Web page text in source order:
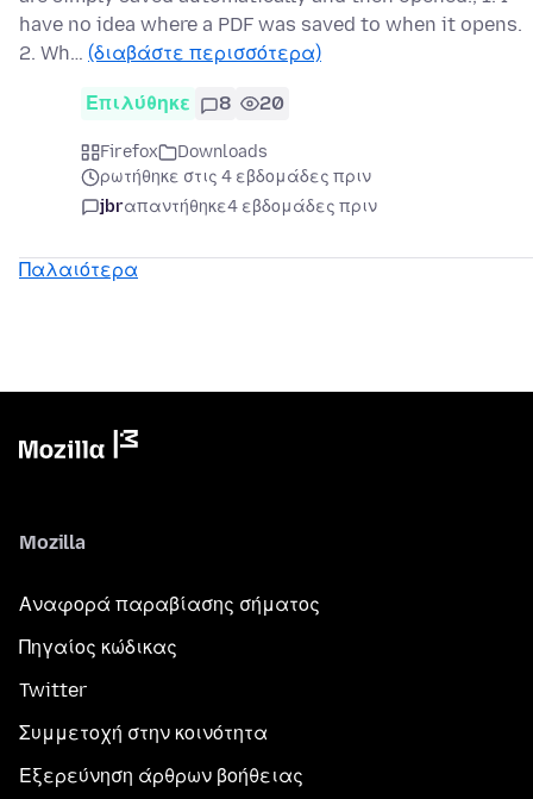
have no idea where a PDF was saved to when it opens.
2. Wh… (διαβάστε περισσότερα)
Επιλύθηκε 8 20
Firefox
Downloads
ρωτήθηκε στις 4 εβδομάδες πριν
jbrαπαντήθηκε4 εβδομάδες πριν
Παλαιότερα
Mozilla
Αναφορά παραβίασης σήματος
Πηγαίος κώδικας
Twitter
Συμμετοχή στην κοινότητα
Εξερεύνηση άρθρων βοήθειας